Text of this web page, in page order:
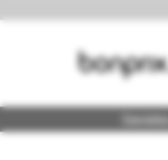
Sievietes